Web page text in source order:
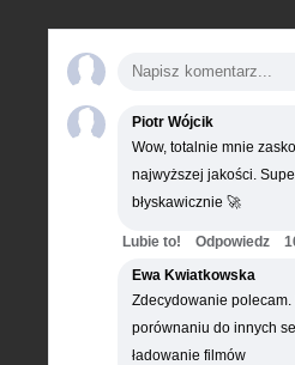
Piotr Wójcik
Wow, totalnie mnie
najwyższej jakości.
błyskawicznie 🚀
Lubie to! Odpowiedz
Ewa Kwiatkowska
Zdecydowanie
porównaniu do innych
ładowanie filmów